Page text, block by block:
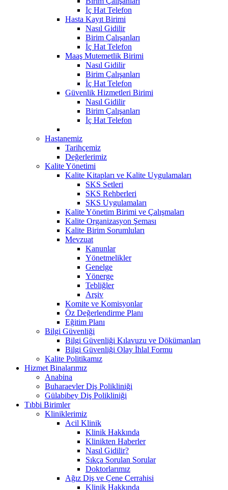
İç Hat Telefon
Hasta Kayıt Birimi
Nasıl Gidilir
Birim Çalışanları
İç Hat Telefon
Maaş Mutemetlik Birimi
Nasıl Gidilir
Birim Çalışanları
İç Hat Telefon
Güvenlik Hizmetleri Birimi
Nasıl Gidilir
Birim Çalışanları
İç Hat Telefon
Hastanemiz
Tarihçemiz
Değerlerimiz
Kalite Yönetimi
Kalite Kitapları ve Kalite Uygulamaları
SKS Setleri
SKS Rehberleri
SKS Uygulamaları
Kalite Yönetim Birimi ve Çalışmaları
Kalite Organizasyon Şeması
Kalite Birim Sorumluları
Mevzuat
Kanunlar
Yönetmelikler
Genelge
Yönerge
Tebliğler
Arşiv
Komite ve Komisyonlar
Öz Değerlendirme Planı
Eğitim Planı
Bilgi Güvenliği
Bilgi Güvenliği Kılavuzu ve Dökümanları
Bilgi Güvenliği Olay İhlal Formu
Kalite Politikamız
Hizmet Binalarımız
Anabina
Buharaevler Diş Polikliniği
Gülabibey Diş Polikliniği
Tıbbi Birimler
Kliniklerimiz
Acil Klinik
Klinik Hakkında
Klinikten Haberler
Nasıl Gidilir?
Sıkça Sorulan Sorular
Doktorlarımız
Ağız Diş ve Çene Cerrahisi
Klinik Hakkında